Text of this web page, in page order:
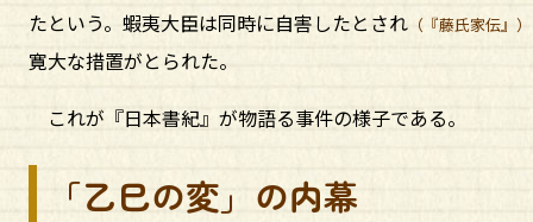
たという。蝦夷大臣は同時に自害したとされ （『藤氏家伝』）
寛大な措置がとられた。
これが『日本書紀』が物語る事件の様子である。
「乙巳の変」の内幕